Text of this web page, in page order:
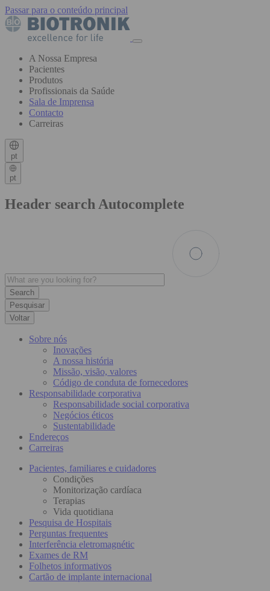
Passar para o conteúdo principal
A Nossa Empresa
Pacientes
Produtos
Profissionais da Saúde
Sala de Imprensa
Contacto
Carreiras
pt
pt
Header search Autocomplete
Pesquisar
Voltar
Sobre nós
Inovações
A nossa história
Missão, visão, valores
Código de conduta de fornecedores
Responsabilidade corporativa
Responsabilidade social corporativa
Negócios éticos
Sustentabilidade
Endereços
Carreiras
Pacientes, familiares e cuidadores
Condições
Monitorização cardíaca
Terapias
Vida quotidiana
Pesquisa de Hospitais
Perguntas frequentes
Interferência eletromagnétic
Exames de RM
Folhetos informativos
Cartão de implante internacional